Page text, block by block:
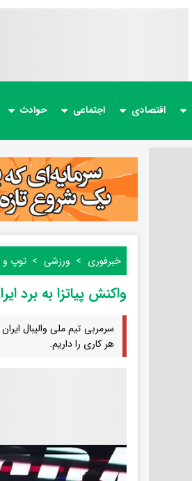
اقتصادی اجتماعی حوادث
خبرفوری ورزشی توپ و
واکنش پیاتزا به برد
سرمربی تیم ملی والیبال
هر کاری را داریم.